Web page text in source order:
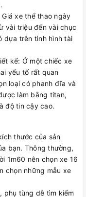
xe thể thao ngày
vài triệu đến vài chục
dựa trên tình hình tài
kế: Ở một chiếc xe
yếu tố rất quan
loại có phanh đĩa và
làm bằng titan,
độ tin cậy cao.
thước của sản
bạn. Thông thường,
1m60 nên chọn xe 16
chọn những mẫu xe
phụ tùng dễ tìm kiếm